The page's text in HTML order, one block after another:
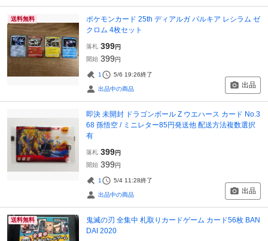
送料無料
ポケモンカード 25th ディアルガ パルキア レシラム ゼ
クロム 4枚セット
落札 399円
開始 399円
1 5/6 19:26終了
出品中の商品 出品
即決 未開封 ドラゴンボール Z ウエハース カード No.3
68 孫悟空 / ミニレター85円発送他 配送方法複数選択
有
落札 399円
開始 399円
1 5/4 11:28終了
出品中の商品 出品
送料無料
鬼滅の刃 全集中 札取りカードゲーム カード56枚 BAN
DAI 2020